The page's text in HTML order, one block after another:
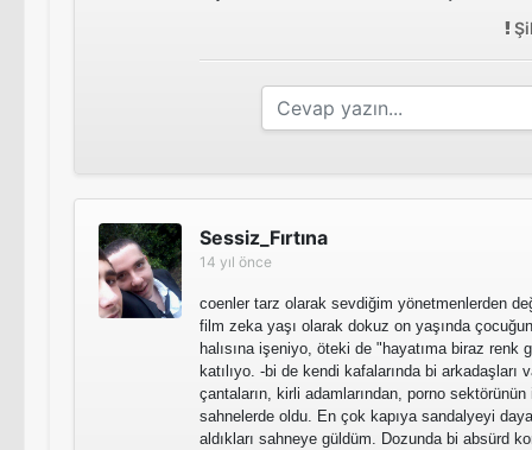
Sessiz_Fırtına
14 yıl önce
coenler tarz olarak sevdiğim yönetmenlerden
film zeka yaşı olarak dokuz on yaşında
halısına işeniyo, öteki de "hayatıma biraz renk
katılıyo. -bi de kendi kafalarında bi arkadaşları
çantaların, kirli adamlarından, porno
sahnelerde oldu. En çok kapıya sandalyeyi
aldıkları sahneye güldüm. Dozunda bi absürd